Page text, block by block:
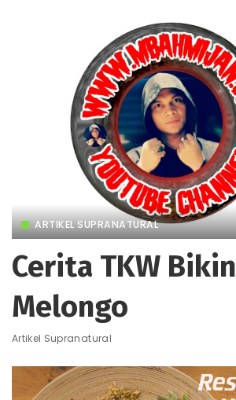
ARTIKEL SUPRANATURAL
Cerita TKW Bikin
Melongo
Artikel Supranatural